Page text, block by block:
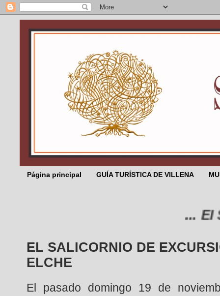
Página principal GUÍA TURÍSTICA DE VILLENA
... El
EL SALICORNIO DE
ELCHE
El pasado domingo 19 de